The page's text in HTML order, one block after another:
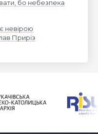
бо небезпека
невірою
Приріз